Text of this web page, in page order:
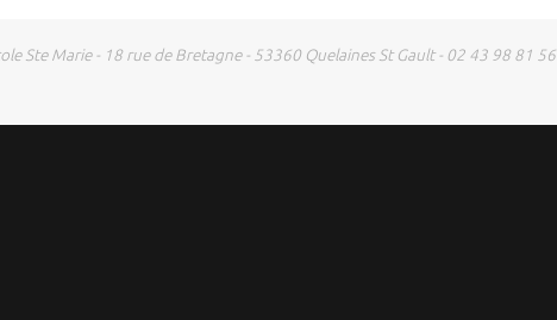
Ste Marie - 18 rue de Bretagne - 53360 Quelaines St Gault - 02 43 98 81 56